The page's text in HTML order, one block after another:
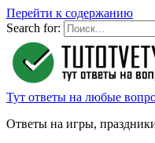
Перейти к содержанию
Search for:
Тут ответы на любые
Ответы на игры,